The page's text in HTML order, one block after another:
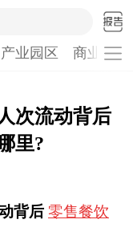
产业园区 商业计
次流动背后
里?
背后 零售餐饮